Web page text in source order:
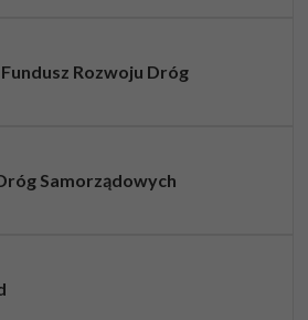
Rozwoju Dróg
Samorządowych